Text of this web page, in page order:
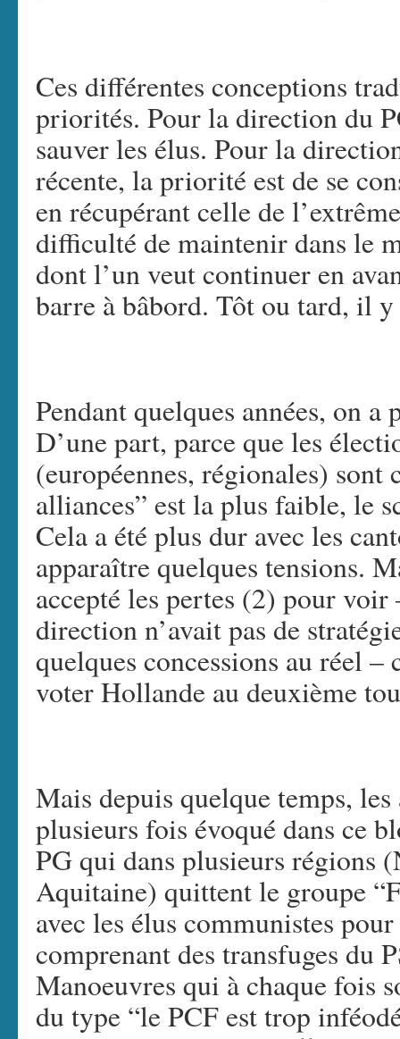
Ces différentes conceptions
priorités. Pour la direction du
sauver les élus. Pour la
récente, la priorité est de se
en récupérant celle de
difficulté de maintenir dans le
dont l’un veut continuer en
barre à bâbord. Tôt ou tard, il
Pendant quelques années, on
D’une part, parce que les
(européennes, régionales)
alliances” est la plus faible, le
Cela a été plus dur avec les
apparaître quelques tensions.
accepté les pertes (2) pour
direction n’avait pas de
quelques concessions au réel
voter Hollande au deuxième
Mais depuis quelque temps, les
plusieurs fois évoqué dans ce
PG qui dans plusieurs régions
Aquitaine) quittent le groupe
avec les élus communistes
comprenant des transfuges du
Manoeuvres qui à chaque fois
du type “le PCF est trop